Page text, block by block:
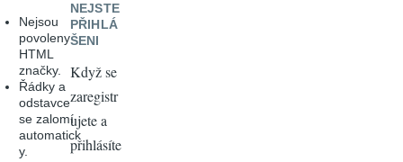
Nejsou
povoleny
HTML
značky.
Řádky a
odstavce
se zalomí
automatick
y.
NEJSTE
PŘIHLÁ
ŠENI
Když se
zaregistr
ujete a
přihlásíte